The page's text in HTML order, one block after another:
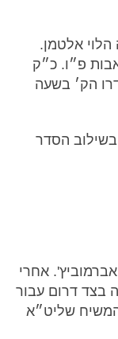
אלטמן.
פ״ו. כ״ק
הק׳ בשעה
אח"כ התקיים כנס אחדות במערב 770 בשילוב הסדר
אחרי
בצד דרום עבור
שליט״א